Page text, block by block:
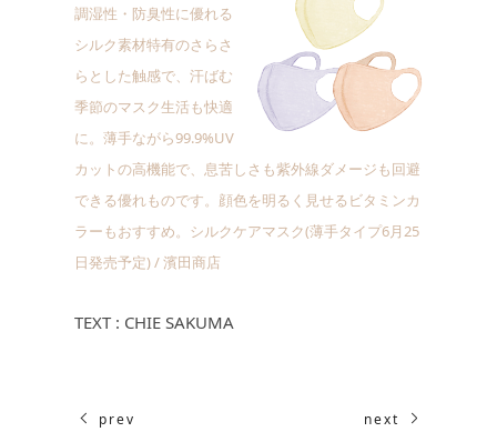
調湿性・防臭性に優れる
シルク素材特有のさらさ
らとした触感で、汗ばむ
季節のマスク生活も快適
に。薄手ながら99.9%UV
カットの高機能で、息苦しさも紫外線ダメージも回避
できる優れものです。顔色を明るく見せるビタミンカ
ラーもおすすめ。シルクケアマスク(薄手タイプ6月25
日発売予定) / 濱田商店
TEXT : CHIE SAKUMA
prev next